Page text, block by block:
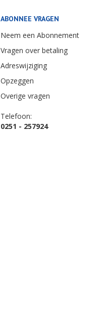
ABONNEE VRAGEN
Neem een Abonnement
Vragen over betaling
Adreswijziging
Opzeggen
Overige vragen
Telefoon:
0251 - 257924